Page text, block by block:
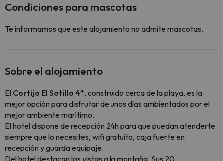
Condiciones para mascotas
Te informamos que este alojamiento no admite mascotas.
Sobre el alojamiento
El Cortijo El Sotillo 4*, construido cerca de la playa, es la
mejor opción para disfrutar de unos días ambientados por el
mejor ambiente marítimo.
El hotel dispone de recepción 24h para que puedan atenderte
siempre que lo necesites, wifi gratuito, caja fuerte en
recepción y guarda equipaje.
Del hotel destacan las vistas a la montaña. Sus 20